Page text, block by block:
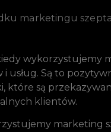
marketingu
wykorzystujemy
usług. Są to
które są
klientów.
marketing